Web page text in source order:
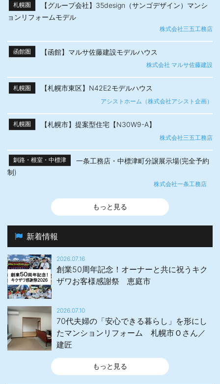
札幌圏
【グループ会社】35design（サンゴデザイン）マンシ
ョンリフォームモデル
株式会社三五工務店
函館圏 【函館】マルサ佐藤建設モデルハウス
株式会社 マルサ佐藤建設
札幌圏 【札幌市東区】N42E2モデルハウス
アシストホーム（株式会社アシスト企画）
札幌圏 【札幌市】提案型住宅【N30W9-A】
株式会社三五工務店
釧路・根室・中標津
一条工務店・中標津町分譲展示場(完全予約
制)
株式会社一条工務店
もっと見る
新着情報
2026.07.16
創業50周年記念！オーナーと共に祝うキク
ザワお客様感謝祭 恵庭市
2026.07.10
70代夫婦の「安心できる暮らし」を形にし
たマンションリフォーム 札幌市Ｏさん／
建匠
もっと見る